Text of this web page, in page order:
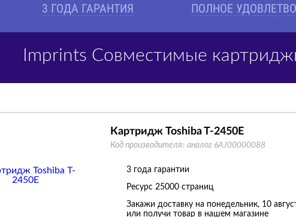
3 ГОДА ГАРАНТИЯ ПОЛНОЕ
Imprints Совместимые
Картридж Toshiba T-2450E
Код производителя: аналог 6AJ00000088
3 года гарантии
Ресурс 25000 страниц
Закажи доставку на понедельник, 10
или получи товар в нашем магазине